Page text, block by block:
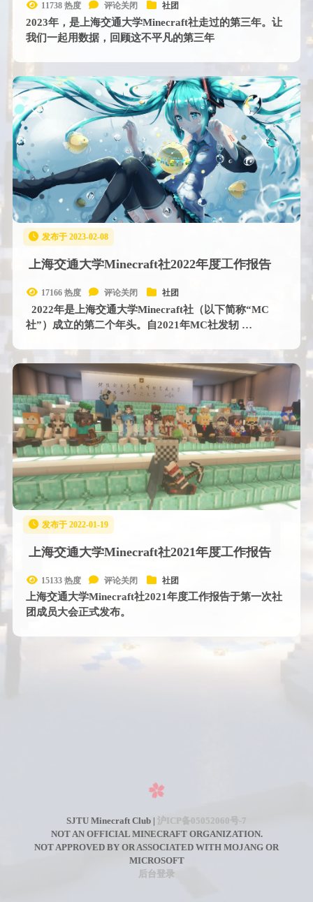
11738 热度 评论关闭 社团
2023年，是上海交通大学Minecraft社走过的第三年。让
我们一起用数据，回顾这不平凡的第三年
发布于 2023-02-08
上海交通大学Minecraft社2022年度工作报告
17166 热度 评论关闭 社团
2022年是上海交通大学Minecraft社（以下简称“MC
社”）成立的第二个年头。自2021年MC社发轫 …
发布于 2022-01-19
上海交通大学Minecraft社2021年度工作报告
15133 热度 评论关闭 社团
上海交通大学Minecraft社2021年度工作报告于第一次社
团成员大会正式发布。
SJTU Minecraft Club | 沪ICP备05052060号-7
NOT AN OFFICIAL MINECRAFT ORGANIZATION.
NOT APPROVED BY OR ASSOCIATED WITH MOJANG OR
MICROSOFT
后台登录